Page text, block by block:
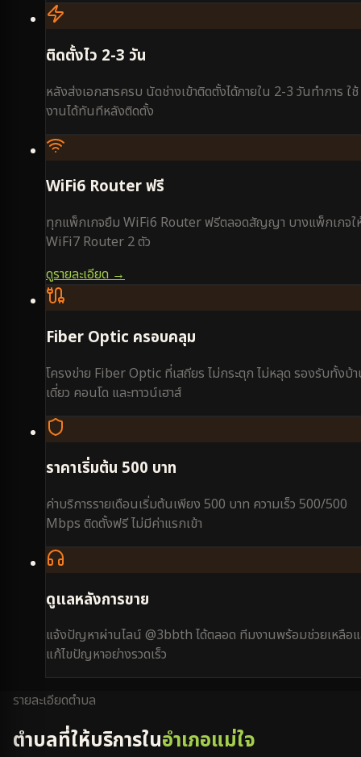
ติดตั้งไว 2-3 วัน
หลังส่งเอกสารครบ นัดช่างเข้าติดตั้งได้ภายใน 2-3 วันทำการ ใช้
งานได้ทันทีหลังติดตั้ง
WiFi6 Router ฟรี
ทุกแพ็กเกจยืม WiFi6 Router ฟรีตลอดสัญญา บางแพ็กเกจใ
WiFi7 Router 2 ตัว
ดูรายละเอียด →
Fiber Optic ครอบคลุม
โครงข่าย Fiber Optic ที่เสถียร ไม่กระตุก ไม่หลุด รองรับทั้งบ้
เดี่ยว คอนโด และทาวน์เฮาส์
ราคาเริ่มต้น 500 บาท
ค่าบริการรายเดือนเริ่มต้นเพียง 500 บาท ความเร็ว 500/500
Mbps ติดตั้งฟรี ไม่มีค่าแรกเข้า
ดูแลหลังการขาย
แจ้งปัญหาผ่านไลน์ @3bbth ได้ตลอด ทีมงานพร้อมช่วยเหลือแ
แก้ไขปัญหาอย่างรวดเร็ว
รายละเอียดตำบล
ตำบลที่ให้บริการในอำเภอแม่ใจ